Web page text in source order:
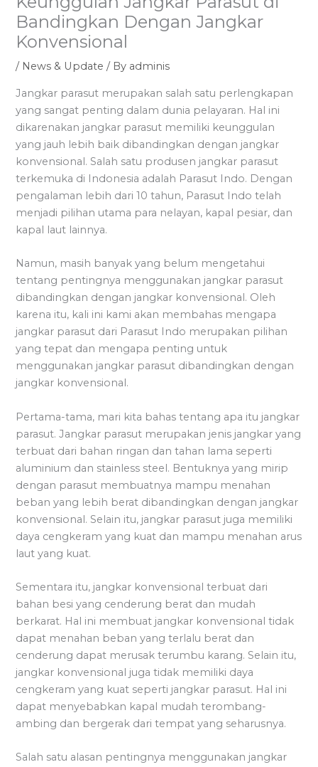
Bandingkan Dengan Jangkar
Konvensional
/ News & Update / By adminis
Jangkar parasut merupakan salah satu perlengkapan
yang sangat penting dalam dunia pelayaran. Hal ini
dikarenakan jangkar parasut memiliki keunggulan
yang jauh lebih baik dibandingkan dengan jangkar
konvensional. Salah satu produsen jangkar parasut
terkemuka di Indonesia adalah Parasut Indo. Dengan
pengalaman lebih dari 10 tahun, Parasut Indo telah
menjadi pilihan utama para nelayan, kapal pesiar, dan
kapal laut lainnya.
Namun, masih banyak yang belum mengetahui
tentang pentingnya menggunakan jangkar parasut
dibandingkan dengan jangkar konvensional. Oleh
karena itu, kali ini kami akan membahas mengapa
jangkar parasut dari Parasut Indo merupakan pilihan
yang tepat dan mengapa penting untuk
menggunakan jangkar parasut dibandingkan dengan
jangkar konvensional.
Pertama-tama, mari kita bahas tentang apa itu jangkar
parasut. Jangkar parasut merupakan jenis jangkar yang
terbuat dari bahan ringan dan tahan lama seperti
aluminium dan stainless steel. Bentuknya yang mirip
dengan parasut membuatnya mampu menahan
beban yang lebih berat dibandingkan dengan jangkar
konvensional. Selain itu, jangkar parasut juga memiliki
daya cengkeram yang kuat dan mampu menahan arus
laut yang kuat.
Sementara itu, jangkar konvensional terbuat dari
bahan besi yang cenderung berat dan mudah
berkarat. Hal ini membuat jangkar konvensional tidak
dapat menahan beban yang terlalu berat dan
cenderung dapat merusak terumbu karang. Selain itu,
jangkar konvensional juga tidak memiliki daya
cengkeram yang kuat seperti jangkar parasut. Hal ini
dapat menyebabkan kapal mudah terombang-
ambing dan bergerak dari tempat yang seharusnya.
Salah satu alasan pentingnya menggunakan jangkar